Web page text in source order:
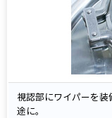
視認部にワイパーを
途に。